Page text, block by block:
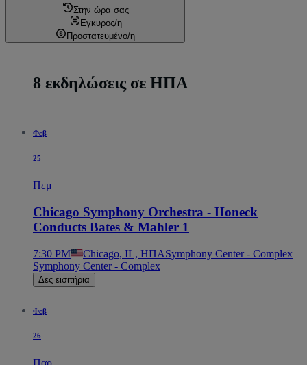
Στην ώρα σας
Εγκυρος/η
Προστατευμένο/η
8 εκδηλώσεις σε ΗΠΑ
Φεβ
25
Πεμ
Chicago Symphony Orchestra - Honeck
Conducts Bates & Mahler 1
7:30 PM Chicago, IL, ΗΠΑSymphony Center - Complex
Symphony Center - Complex
Δες εισιτήρια
Φεβ
26